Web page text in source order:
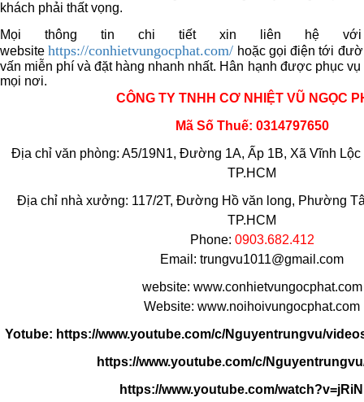
khách phải thất vọng.
Mọi thông tin chi tiết xin liên hệ với
websitehttps://conhietvungocphat.com/ hoặc gọi điện tới
vấn miễn phí và đặt hàng nhanh nhất. Hân hạnh được phục
mọi nơi.
CÔNG TY TNHH CƠ NHIỆT VŨ NGỌC
Mã Số Thuế: 0314797650
Địa chỉ văn phòng: A5/19N1, Đường 1A, Ấp 1B, Xã Vĩnh
TP.HCM
Địa chỉ nhà xưởng: 117/2T, Đường Hồ văn long, Phường
TP.HCM
Phone: 0903.682.412
Email: trungvu1011@gmail.com
website: www.conhietvungocphat.com
Website: www.noihoivungocphat.com
Yotube: https://www.youtube.com/c/Nguyentrungvu/
https://www.youtube.com/c/
https://www.youtube.com/